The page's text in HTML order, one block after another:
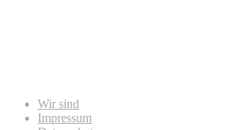
Wir sind
Impressum